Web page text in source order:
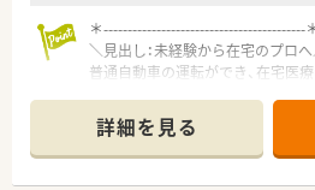
＊------------------------------------------
＼見出し：未経験から在宅のプロへ
普通自動車の運転ができ、在宅医
ので、安心して新しい業務に挑戦
＊------------------------------------------＊
【店舗情報と応需状況について】
■JR茨木駅および阪急茨木市駅か
詳細を見る